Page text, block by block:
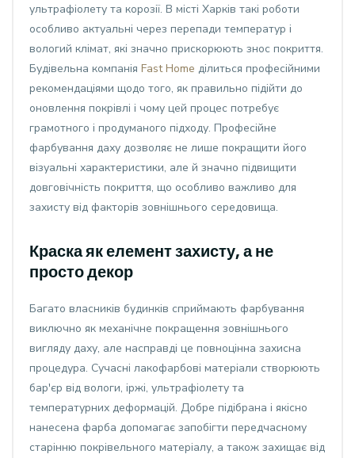
ультрафіолету та корозії. В місті Харків такі роботи
особливо актуальні через перепади температур і
вологий клімат, які значно прискорюють знос покриття.
Будівельна компанія Fast Home ділиться професійними
рекомендаціями щодо того, як правильно підійти до
оновлення покрівлі і чому цей процес потребує
грамотного і продуманого підходу. Професійне
фарбування даху дозволяє не лише покращити його
візуальні характеристики, але й значно підвищити
довговічність покриття, що особливо важливо для
захисту від факторів зовнішнього середовища.
Краска як елемент захисту, а не
просто декор
Багато власників будинків сприймають фарбування
виключно як механічне покращення зовнішнього
вигляду даху, але насправді це повноцінна захисна
процедура. Сучасні лакофарбові матеріали створюють
бар'єр від вологи, іржі, ультрафіолету та
температурних деформацій. Добре підібрана і якісно
нанесена фарба допомагає запобігти передчасному
старінню покрівельного матеріалу, а також захищає від